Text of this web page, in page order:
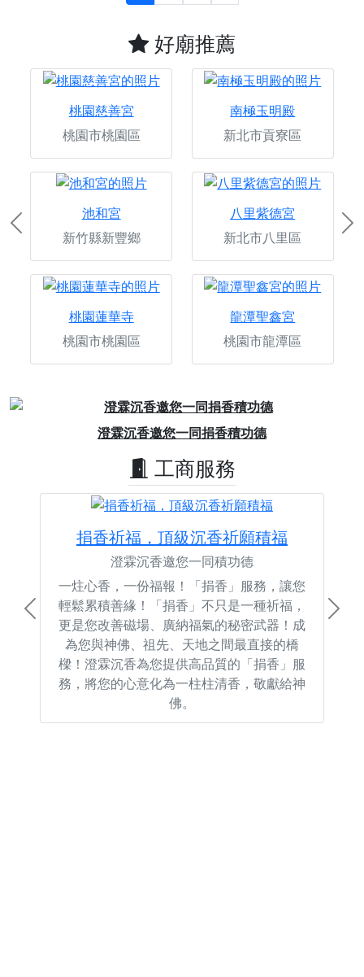
好廟推薦
桃園慈善宮
桃園市桃園區
南極玉明殿
新北市貢寮區
池和宮
新竹縣新豐鄉
八里紫德宮
新北市八里區
桃園蓮華寺
桃園市桃園區
龍潭聖鑫宮
桃園市龍潭區
Previous
歡迎報名沙鹿忠天宮文化交流會
工商服務
捐香祈福，頂級沉香祈願積福
澄霖沉香邀您一同積功德
一炷心香，一份福報！「捐香」服務，讓您
輕鬆累積善緣！「捐香」不只是一種祈福，
更是您改善磁場、廣納福氣的秘密武器！成
為您與神佛、祖先、天地之間最直接的橋
樑！澄霖沉香為您提供高品質的「捐香」服
務，將您的心意化為一柱柱清香，敬獻給神
佛。
Previous Next